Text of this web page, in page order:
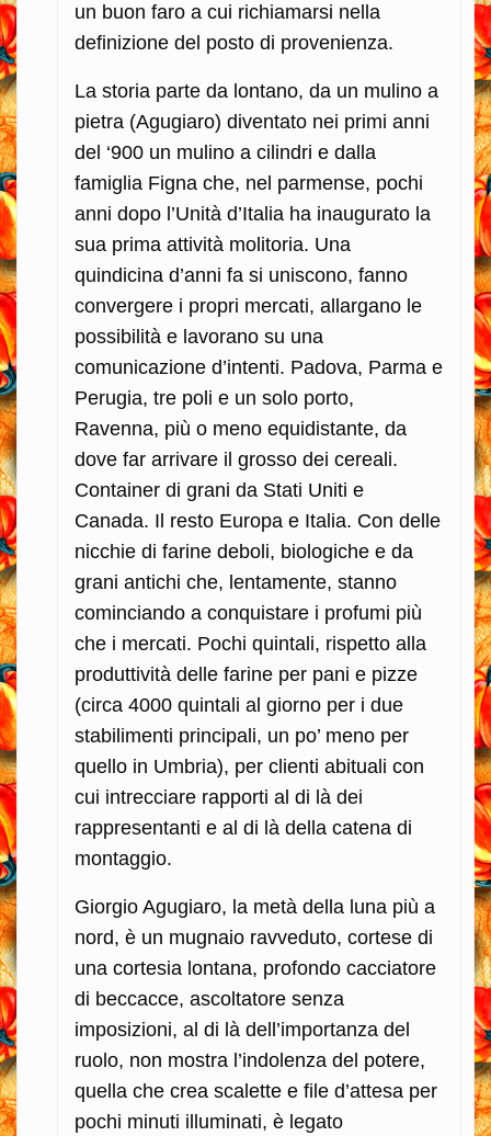
un buon faro a cui richiamarsi nella
definizione del posto di provenienza.
La storia parte da lontano, da un mulino a
pietra (Agugiaro) diventato nei primi anni
del ‘900 un mulino a cilindri e dalla
famiglia Figna che, nel parmense, pochi
anni dopo l’Unità d’Italia ha inaugurato la
sua prima attività molitoria. Una
quindicina d’anni fa si uniscono, fanno
convergere i propri mercati, allargano le
possibilità e lavorano su una
comunicazione d’intenti. Padova, Parma e
Perugia, tre poli e un solo porto,
Ravenna, più o meno equidistante, da
dove far arrivare il grosso dei cereali.
Container di grani da Stati Uniti e
Canada. Il resto Europa e Italia. Con delle
nicchie di farine deboli, biologiche e da
grani antichi che, lentamente, stanno
cominciando a conquistare i profumi più
che i mercati. Pochi quintali, rispetto alla
produttività delle farine per pani e pizze
(circa 4000 quintali al giorno per i due
stabilimenti principali, un po’ meno per
quello in Umbria), per clienti abituali con
cui intrecciare rapporti al di là dei
rappresentanti e al di là della catena di
montaggio.
Giorgio Agugiaro, la metà della luna più a
nord, è un mugnaio ravveduto, cortese di
una cortesia lontana, profondo cacciatore
di beccacce, ascoltatore senza
imposizioni, al di là dell’importanza del
ruolo, non mostra l’indolenza del potere,
quella che crea scalette e file d’attesa per
pochi minuti illuminati, è legato